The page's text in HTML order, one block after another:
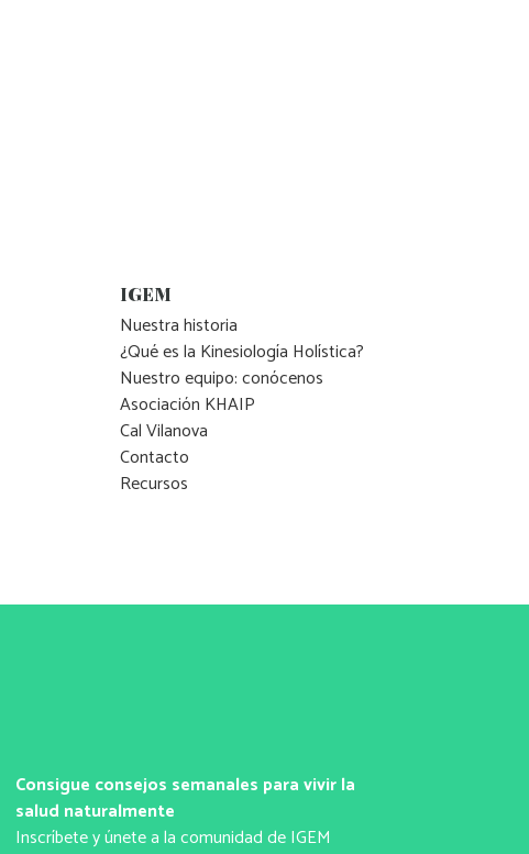
IGEM
Nuestra historia
¿Qué es la Kinesiología Holística?
Nuestro equipo: conócenos
Asociación KHAIP
Cal Vilanova
Contacto
Recursos
Consigue consejos semanales para vivir la
salud naturalmente
Inscríbete y únete a la comunidad de IGEM